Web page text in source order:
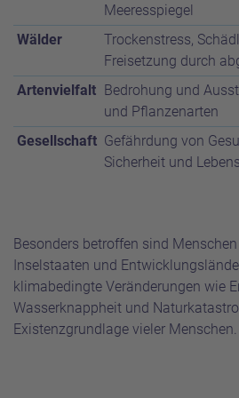
Meeresspiegel
Wälder
Trockenstress,
Freisetzung durch
Artenvielfalt Bedrohung und
und Pflanzenarten
Gesellschaft Gefährdung von
Sicherheit und
Besonders betroffen sind
Inselstaaten und
klimabedingte Veränderungen wie
Wasserknappheit und
Existenzgrundlage vieler Menschen.